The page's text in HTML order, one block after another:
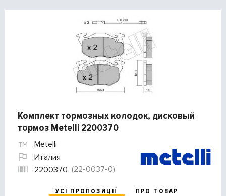
Комплект тормозных колодок, дисковый
тормоз Metelli 2200370
Metelli
Италия
2200370 (22-0037-0)
УСІ ПРОПОЗИЦІЇ
ПРО ТОВАР